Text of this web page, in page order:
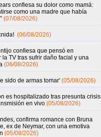
confiesa su dolor como mamá:
como una madre que había
(07/08/2026)
(06/08/2026)
confiesa que pensó en
la TV tras sufrir daño facial y una
(06/08/2026)
sido de armas tomar' (05/08/2026)
es hospitalizado tras presunta crisis
en vivo (05/08/2026)
confirma romance con Bruna
ex de Neymar, con una emotiva
(05/08/2026)